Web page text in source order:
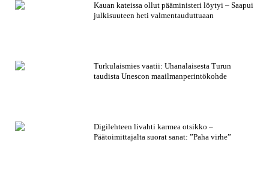
Kauan kateissa ollut pääministeri löytyi – Saapui
julkisuuteen heti valmentauduttuaan
Turkulaismies vaatii: Uhanalaisesta Turun
taudista Unescon maailmanperintökohde
Digilehteen livahti karmea otsikko –
Päätoimittajalta suorat sanat: ”Paha virhe”